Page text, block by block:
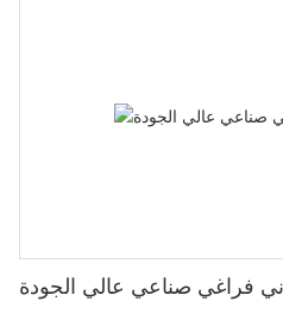
فراغي صناعي عالي الجودة